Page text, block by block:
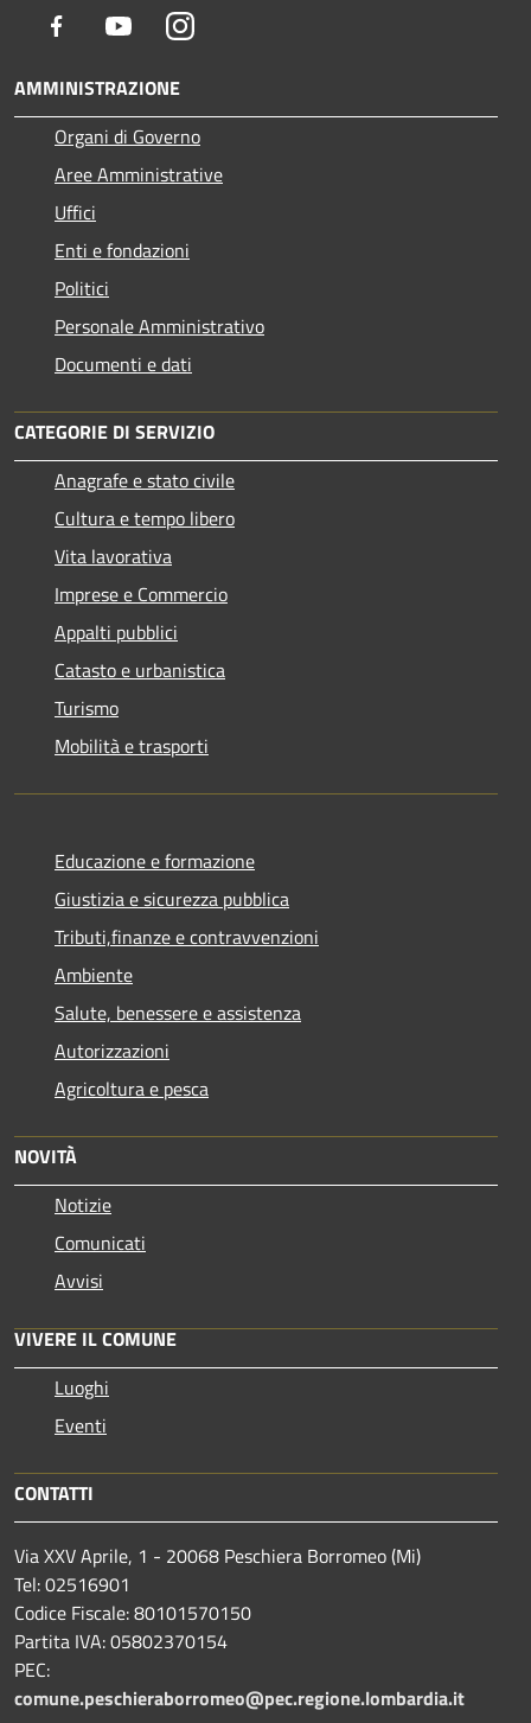
Facebook YoutubeInstagram
AMMINISTRAZIONE
Organi di Governo
Aree Amministrative
Uffici
Enti e fondazioni
Politici
Personale Amministrativo
Documenti e dati
CATEGORIE DI SERVIZIO
Anagrafe e stato civile
Cultura e tempo libero
Vita lavorativa
Imprese e Commercio
Appalti pubblici
Catasto e urbanistica
Turismo
Mobilità e trasporti
Educazione e formazione
Giustizia e sicurezza pubblica
Tributi,finanze e contravvenzioni
Ambiente
Salute, benessere e assistenza
Autorizzazioni
Agricoltura e pesca
NOVITÀ
Notizie
Comunicati
Avvisi
VIVERE IL COMUNE
Luoghi
Eventi
CONTATTI
Via XXV Aprile, 1 - 20068 Peschiera Borromeo (Mi)
Tel: 02516901
Codice Fiscale: 80101570150
Partita IVA: 05802370154
PEC:
comune.peschieraborromeo@pec.regione.lombardia.it